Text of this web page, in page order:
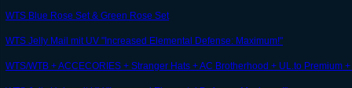
WTS Blue Rose Set & Green Rose Set
WTS Jelly Mail mit UV "Increased Elemental Defense: Maximum!"
WTS/WTB + ACCECORIES + Stranger Hats + AC Brotherhood + UL.to Premium